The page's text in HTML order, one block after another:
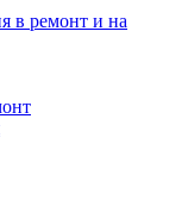
в ремонт и на